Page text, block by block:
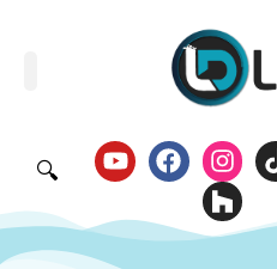
🔍